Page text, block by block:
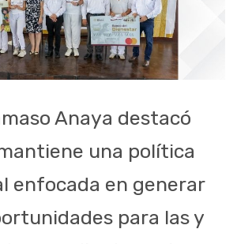
Anaya destacó
una política
enfocada en generar
para las y